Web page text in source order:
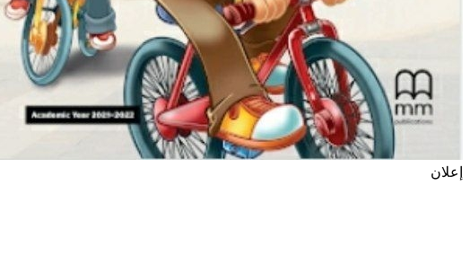
إعلان